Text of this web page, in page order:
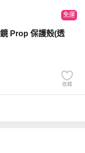
免運
Prop 保護殼(透
收藏